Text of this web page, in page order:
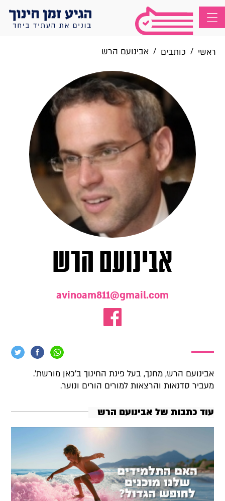
ראשי / כותבים / אבינועם הרש
אבינועם הרש, מחנך, בעל פינת החינוך ב'כאן מורשת'.
מעביר סדנאות והרצאות למורים הורים ונוער.
עוד כתבות של אבינועם הרש
אבינועם הרש
avinoam811@gmail.com